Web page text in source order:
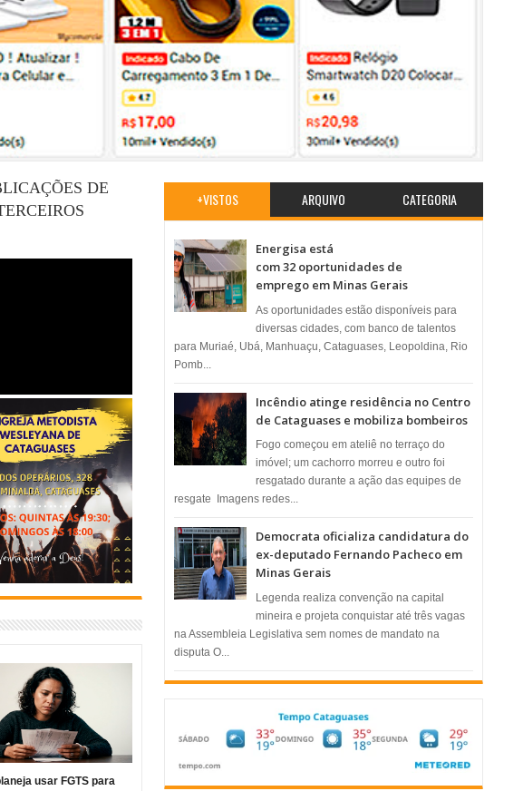
+VISTOS ARQUIVO CATEGORIA
Energisa está
com 32 oportunidades de
emprego em Minas Gerais
As oportunidades estão disponíveis para
diversas cidades, com banco de talentos
para Muriaé, Ubá, Manhuaçu, Cataguases, Leopoldina, Rio
Pomb...
Incêndio atinge residência no Centro
de Cataguases e mobiliza bombeiros
​Fogo começou em ateliê no terraço do
imóvel; um cachorro morreu e outro foi
resgatado durante a ação das equipes de
resgate ​ Imagens redes...
Democrata oficializa candidatura do
ex-deputado Fernando Pacheco em
Minas Gerais
Legenda realiza convenção na capital
mineira e projeta conquistar até três vagas
na Assembleia Legislativa sem nomes de mandato na
disputa O...
DE
usar FGTS para